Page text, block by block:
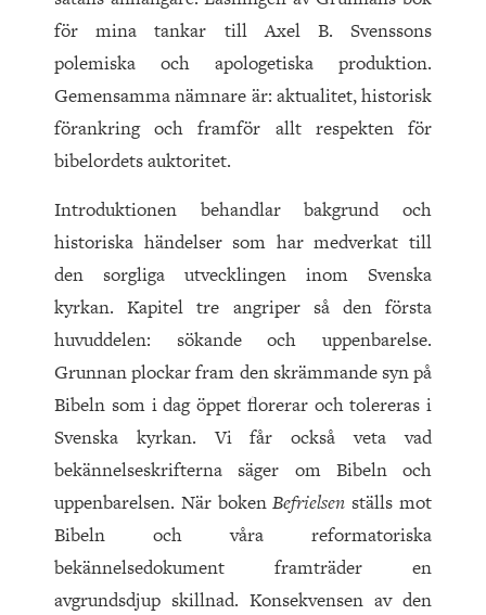
för mina tankar till Axel B. Svenssons
polemiska och apologetiska produktion.
Gemensamma nämnare är: aktualitet, historisk
förankring och framför allt respekten för
bibelordets auktoritet.
Introduktionen behandlar bakgrund och
historiska händelser som har medverkat till
den sorgliga utvecklingen inom Svenska
kyrkan. Kapitel tre angriper så den första
huvuddelen: sökande och uppenbarelse.
Grunnan plockar fram den skrämmande syn på
Bibeln som i dag öppet florerar och tolereras i
Svenska kyrkan. Vi får också veta vad
bekännelseskrifterna säger om Bibeln och
uppenbarelsen. När bokenBefrielsen ställs mot
Bibeln och våra reformatoriska
bekännelsedokument framträder en
avgrundsdjup skillnad. Konsekvensen av den